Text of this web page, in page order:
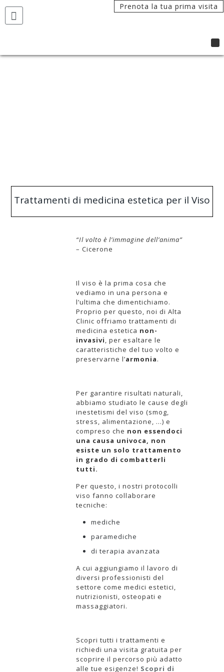
Prenota la tua prima visita
Trattamenti di medicina estetica per il Viso
“Il volto è l’immagine dell’anima”
– Cicerone
Il viso è la prima cosa che
vediamo in una persona e
l’ultima che dimentichiamo.
Proprio per questo, noi di Alta
Clinic offriamo trattamenti di
medicina estetica non-
invasivi, per esaltare le
caratteristiche del tuo volto e
preservarne l’armonia.
Per garantire risultati naturali,
abbiamo studiato le cause degli
inestetismi del viso (smog,
stress, alimentazione, …) e
compreso che non essendoci
una causa univoca, non
esiste un solo trattamento
in grado di combatterli
tutti.
Per questo, i nostri protocolli
viso fanno collaborare
tecniche:
mediche
paramediche
di terapia avanzata
A cui aggiungiamo il lavoro di
diversi professionisti del
settore come medici estetici,
nutrizionisti, osteopati e
massaggiatori.
Scopri tutti i trattamenti e
richiedi una visita gratuita per
scoprire il percorso più adatto
alle tue esigenze! Scopri di